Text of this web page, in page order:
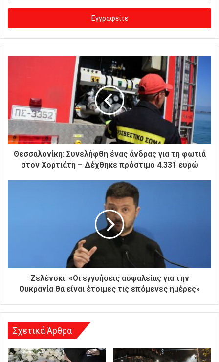
σ
γ
ε
λ
ε
κ
τ
ν
Θεσσαλονίκη: Συνελήφθη ένας άνδρας για τη φωτιά
στον Χορτιάτη – Δέχθηκε πρόστιμο 4.331 ευρώ
Ζελένσκι: «Οι εγγυήσεις ασφαλείας για την
Ουκρανία θα είναι έτοιμες τις επόμενες ημέρες»
Σχετικά Άρθρα